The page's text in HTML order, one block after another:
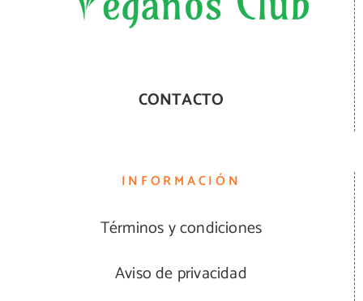
CONTACTO
INFORMACIÓN
Términos y condiciones
Aviso de privacidad